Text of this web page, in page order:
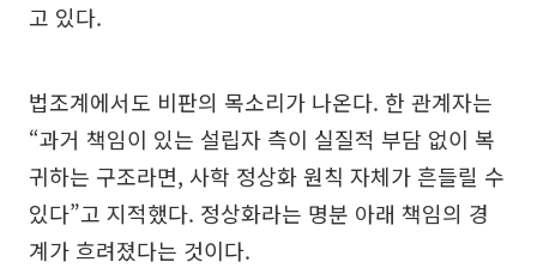
고 있다.
법조계에서도 비판의 목소리가 나온다. 한 관계자는
“과거 책임이 있는 설립자 측이 실질적 부담 없이 복
귀하는 구조라면, 사학 정상화 원칙 자체가 흔들릴 수
있다”고 지적했다. 정상화라는 명분 아래 책임의 경
계가 흐려졌다는 것이다.